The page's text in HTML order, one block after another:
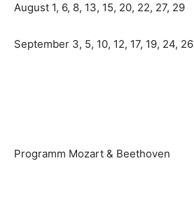
August 1, 6, 8, 13, 15, 20, 22, 27, 29
September 3, 5, 10, 12, 17, 19, 24, 26
Programm Mozart & Beethoven